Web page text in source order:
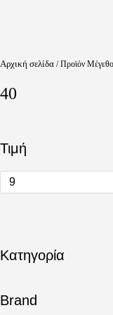
Αρχική σελίδα / Προϊόν
40
Τιμή
Κατηγορία
Brand